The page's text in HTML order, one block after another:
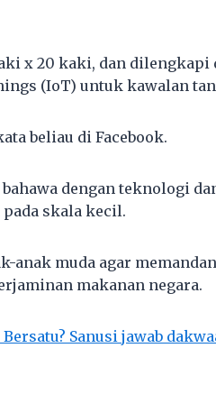
x 20 kaki, dan
(IoT) untuk kawalan
beliau di Facebook.
dengan teknologi
skala kecil.
anak muda agar
makanan negara.
Sanusi jawab